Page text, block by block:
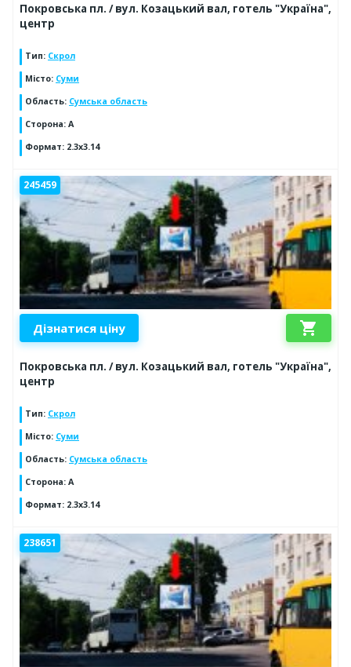
Покровська пл. / вул. Козацький вал, готель "Україна",
центр
Тип: Скрол
Місто: Суми
Область: Сумська область
Сторона: A
Формат: 2.3x3.14
245459
Дізнатися ціну shopping_cart
Покровська пл. / вул. Козацький вал, готель "Україна",
центр
Тип: Скрол
Місто: Суми
Область: Сумська область
Сторона: A
Формат: 2.3x3.14
238651